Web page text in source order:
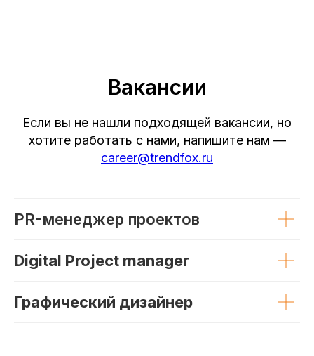
Вакансии
Если вы не нашли подходящей вакансии, но
хотите работать с нами, напишите нам —
career@trendfox.ru
PR-менеджер проектов
Digital Project manager
Графический дизайнер